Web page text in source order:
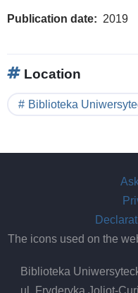
Publication date 2019
Location
Biblioteka
The icons used on the
Biblioteka